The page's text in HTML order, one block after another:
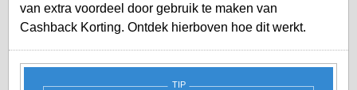
van extra voordeel door gebruik te maken van
Cashback Korting. Ontdek hierboven hoe dit werkt.
TIP